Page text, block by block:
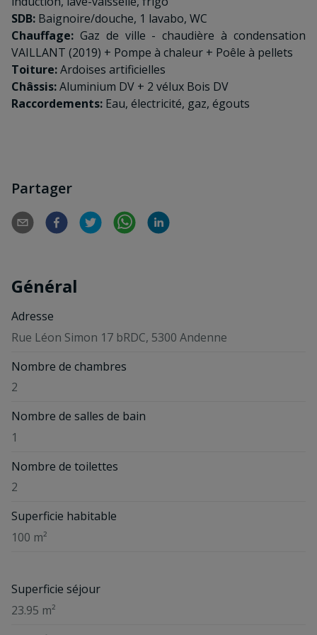
SDB: Baignoire/douche, 1 lavabo, WC
Chauffage: Gaz de ville - chaudière à condensation
VAILLANT (2019) + Pompe à chaleur + Poêle à pellets
Toiture:Ardoises artificielles
Châssis:Aluminium DV + 2 vélux Bois DV
Raccordements: Eau, électricité, gaz, égouts
Partager
Général
Adresse
Rue Léon Simon 17 bRDC, 5300 Andenne
Nombre de chambres
2
Nombre de salles de bain
1
Nombre de toilettes
2
Superficie habitable
100 m²
Superficie séjour
23.95 m²